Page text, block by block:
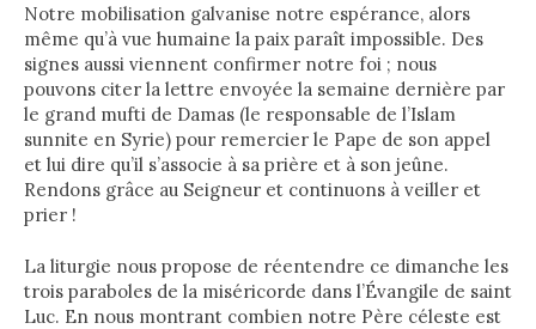
Notre mobilisation galvanise notre espérance, alors
même qu’à vue humaine la paix paraît impossible. Des
signes aussi viennent confirmer notre foi ; nous
pouvons citer la lettre envoyée la semaine dernière par
le grand mufti de Damas (le responsable de l’Islam
sunnite en Syrie) pour remercier le Pape de son appel
et lui dire qu’il s’associe à sa prière et à son jeûne.
Rendons grâce au Seigneur et continuons à veiller et
prier !
La liturgie nous propose de réentendre ce dimanche les
trois paraboles de la miséricorde dans l’Évangile de saint
Luc. En nous montrant combien notre Père céleste est